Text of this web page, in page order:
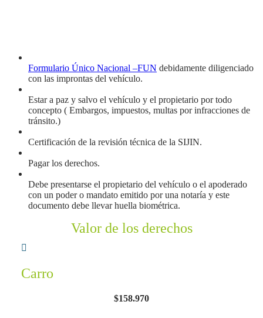
Formulario Único Nacional –FUN debidamente diligenciado
con las improntas del vehículo.
Estar a paz y salvo el vehículo y el propietario por todo
concepto ( Embargos, impuestos, multas por infracciones de
tránsito.)
Certificación de la revisión técnica de la SIJIN.
Pagar los derechos.
Debe presentarse el propietario del vehículo o el apoderado
con un poder o mandato emitido por una notaría y este
documento debe llevar huella biométrica.
Valor de los derechos
Carro
$158.970